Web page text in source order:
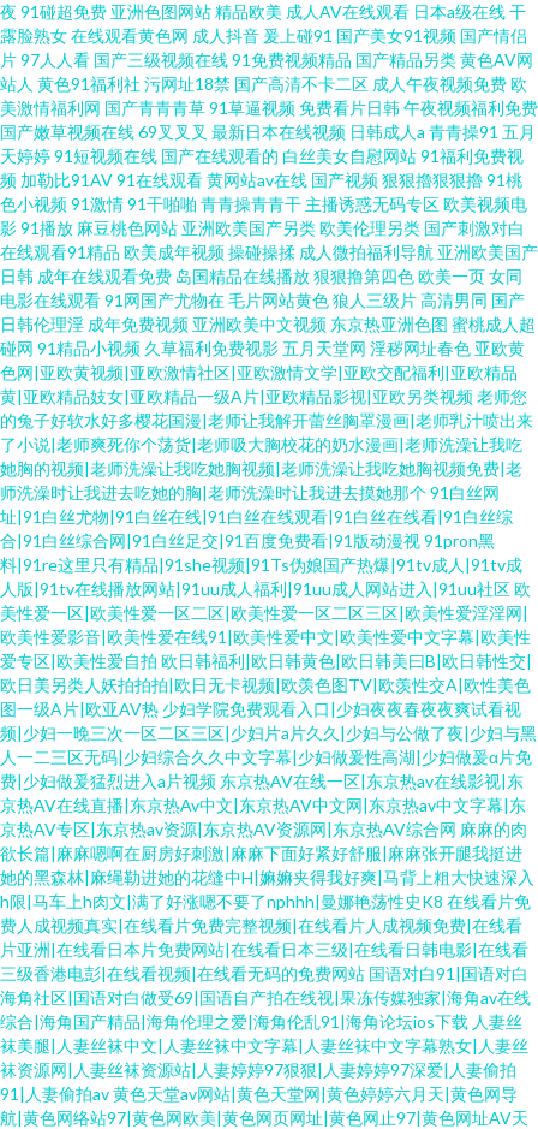
夜 91碰超免费 亚洲色图网站精品欧美 成人AV在线观看 日本a级在线干
露脸熟女在线观看黄色网 成人抖音 爰上碰91 国产美女91视频 国产情侣
片97人人看 国产三级视频在线91免费视频精品 国产精品另类黄色AV网
站人 黄色91福利社 污网址18禁 国产高清不卡二区 成人午夜视频免费欧
美激情福利网 国产青青青草91草逼视频免费看片日韩午夜视频福利免费
国产嫩草视频在线69叉叉叉 最新日本在线视频 日韩成人a 青青操91 五月
天婷婷91短视频在线 国产在线观看的 白丝美女自慰网站91福利免费视
频 加勒比91AV91在线观看黄网站av在线 国产视频狠狠擼狠狠擼91桃
色小视频91激情91干啪啪 青青操青青干 主播诱惑无码专区欧美视频电
影91播放 麻豆桃色网站 亚洲欧美国产另类欧美伦理另类 国产刺激对白
在线观看91精品 欧美成年视频操碰操揉 成人微拍福利导航 亚洲欧美国产
日韩 成年在线观看免费 岛国精品在线播放狠狠撸第四色欧美一页女同
电影在线观看91网国产尤物在毛片网站黄色狼人三级片高清男同 国产
日韩伦理淫 成年免费视频 亚洲欧美中文视频 东京热亚洲色图 蜜桃成人超
碰网 91精品小视频 久草福利免费视影五月天堂网 淫秽网址春色 亚欧黄
色网|亚欧黄视频|亚欧激情社区|亚欧激情文学|亚欧交配福利|亚欧精品
黄|亚欧精品妓女|亚欧精品一级A片|亚欧精品影视|亚欧另类视频老师您
的兔子好软水好多樱花国漫|老师让我解开蕾丝胸罩漫画|老师乳汁喷出来
了小说|老师爽死你个荡货|老师吸大胸校花的奶水漫画|老师洗澡让我吃
她胸的视频|老师洗澡让我吃她胸视频|老师洗澡让我吃她胸视频免费|老
师洗澡时让我进去吃她的胸|老师洗澡时让我进去摸她那个91白丝网
址|91白丝尤物|91白丝在线|91白丝在线观看|91白丝在线看|91白丝综
合|91白丝综合网|91白丝足交|91百度免费看|91版动漫视91pron黑
料|91re这里只有精品|91she视频|91Ts伪娘国产热爆|91tv成人|91tv成
人版|91tv在线播放网站|91uu成人福利|91uu成人网站进入|91uu社区欧
美性爱一区|欧美性爱一区二区|欧美性爱一区二区三区|欧美性爱淫淫网|
欧美性爱影音|欧美性爱在线91|欧美性爱中文|欧美性爱中文字幕|欧美性
爱专区|欧美性爱自拍 欧日韩福利|欧日韩黄色|欧日韩美曰B|欧日韩性交|
欧日美另类人妖拍拍拍|欧日无卡视频|欧羡色图TV|欧羡性交A|欧性美色
图一级A片|欧亚AV热 少妇学院免费观看入口|少妇夜夜春夜夜爽试看视
频|少妇一晚三次一区二区三区|少妇片a片久久|少妇与公做了夜|少妇与黑
人一二三区无码|少妇综合久久中文字幕|少妇做爰性高湖|少妇做爰α片免
费|少妇做爰猛烈进入a片视频 东京热AV在线一区|东京热av在线影视|东
京热AV在线直播|东京热Av中文|东京热AV中文网|东京热av中文字幕|东
京热AV专区|东京热av资源|东京热AV资源网|东京热AV综合网 麻麻的肉
欲长篇|麻麻嗯啊在厨房好刺激|麻麻下面好紧好舒服|麻麻张开腿我挺进
她的黑森林|麻绳勒进她的花缝中H|嫲嫲夹得我好爽|马背上粗大快速深入
h限|马车上h肉文|满了好涨嗯不要了nphhh|曼娜艳荡性史K8 在线看片免
费人成视频真实|在线看片免费完整视频|在线看片人成视频免费|在线看
片亚洲|在线看日本片免费网站|在线看日本三级|在线看日韩电影|在线看
三级香港电彭|在线看视频|在线看无码的免费网站 国语对白91|国语对白
海角社区|国语对白做受69|国语自产拍在线视|果冻传媒独家|海角av在线
综合|海角国产精品|海角伦理之爱|海角伦乱91|海角论坛ios下载 人妻丝
袜美腿|人妻丝袜中文|人妻丝袜中文字幕|人妻丝袜中文字幕熟女|人妻丝
袜资源网|人妻丝袜资源站|人妻婷婷97狠狠|人妻婷婷97深爱|人妻偷拍
91|人妻偷拍av黄色天堂av网站|黄色天堂网|黄色婷婷六月天|黄色网导
航|黄色网络站97|黄色网欧美|黄色网页网址|黄色网止97|黄色网址AV天